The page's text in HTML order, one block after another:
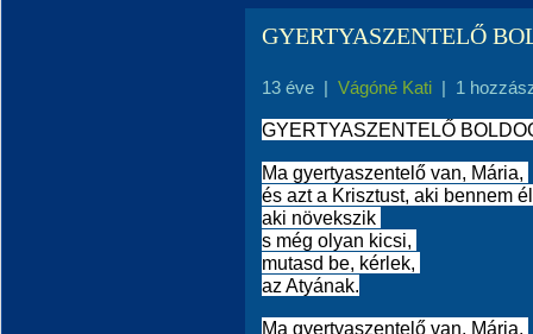
GYERTYASZENTELŐ
13 éve | Vágóné Kati | 1
GYERTYASZENTELŐ
Ma gyertyaszentelő van, Mária,
és azt a Krisztust, aki bennem
aki növekszik
s még olyan kicsi,
mutasd be, kérlek,
az Atyának.
Ma gyertyaszentelő van, Mária,